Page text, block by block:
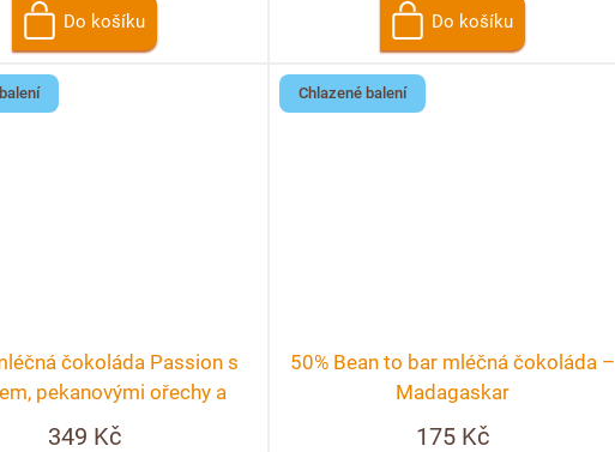
Do košíku Do košíku
čokoláda Passion s
pekanovými ořechy a
malinami
349 Kč
Chlazené balení
50% Bean to bar mléčná čokoláda –
Madagaskar
175 Kč